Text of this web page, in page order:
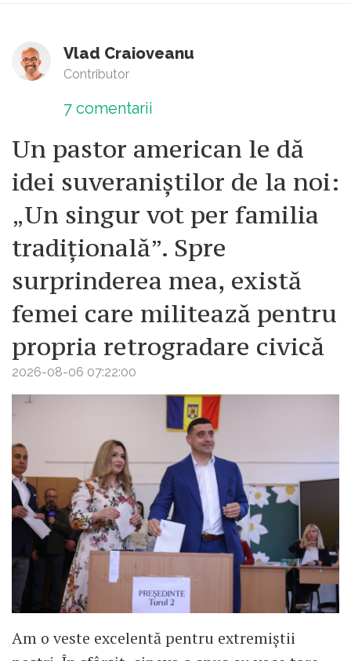
Vlad Craioveanu
Contributor
7 comentarii
Un pastor american le dă
idei suveraniștilor de la noi:
„Un singur vot per familia
tradițională”. Spre
surprinderea mea, există
femei care militează pentru
propria retrogradare civică
2026-08-06 07:22:00
Am o veste excelentă pentru extremiștii